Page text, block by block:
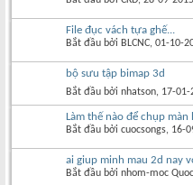
File đục vách tựa ghế...
Bắt đầu bởi BLCNC‎, 01-10-
bộ sưu tập bimap 3d
Bắt đầu bởi nhatson‎, 17-01-
Làm thế nào để chụp màn
Bắt đầu bởi cuocsongs‎, 16-
ai giup minh mau 2d nay
Bắt đầu bởi nhom-moc